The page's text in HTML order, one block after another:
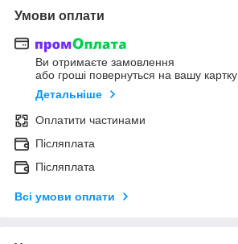
Умови оплати
Ви отримаєте замовлення
або гроші повернуться на вашу картку
Детальніше
Оплатити частинами
Післяплата
Післяплата
Всі умови оплати